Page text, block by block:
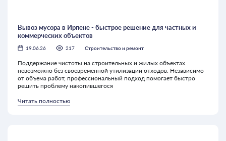
Вывоз мусора в Ирпене - быстрое решение для частных и
коммерческих объектов
19.06.26 217 Строительство и ремонт
Поддержание чистоты на строительных и жилых объектах
невозможно без своевременной утилизации отходов. Независимо
от объема работ, профессиональный подход помогает быстро
решить проблему накопившегося
Читать полностью